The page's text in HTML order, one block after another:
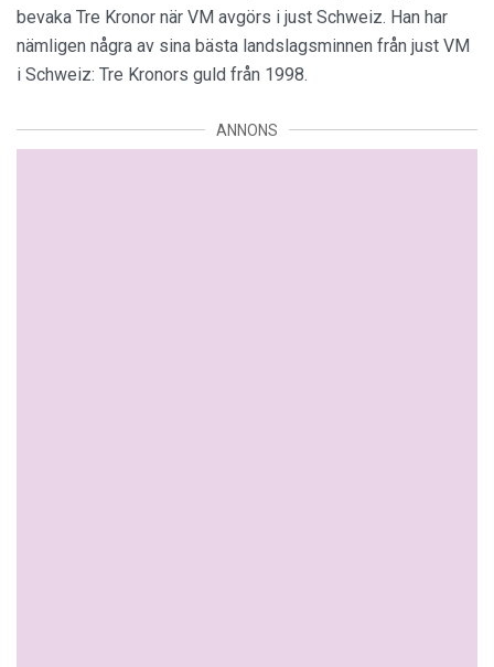
bevaka Tre Kronor när VM avgörs i just Schweiz. Han har
nämligen några av sina bästa landslagsminnen från just VM
i Schweiz: Tre Kronors guld från 1998.
ANNONS